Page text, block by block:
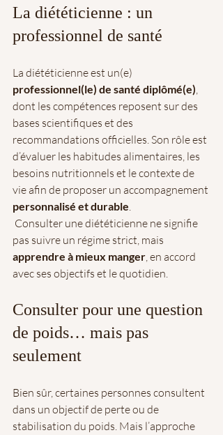
La diététicienne : un
professionnel de santé
La diététicienne est un(e)
professionnel(le) de santé diplômé(e),
dont les compétences reposent sur des
bases scientifiques et des
recommandations officielles. Son rôle est
d’évaluer les habitudes alimentaires, les
besoins nutritionnels et le contexte de
vie afin de proposer un accompagnement
personnalisé et durable.
pas suivre un régime strict, mais
apprendre à mieux manger, en accord
avec ses objectifs et le quotidien.
Consulter pour une question
de poids… mais pas
seulement
Bien sûr, certaines personnes consultent
dans un objectif de perte ou de
stabilisation du poids. Mais l’approche